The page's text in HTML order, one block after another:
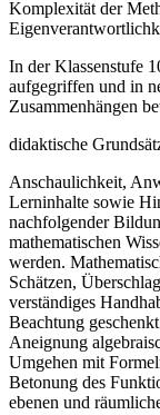
Komplexität der
In der Klassenstufe
aufgegriffen und in
Zusammenhängen
didaktische
Anschaulichkeit,
Lerninhalte sowie
nachfolgender
mathematischen
werden.
Schätzen,
verständiges
Beachtung
Aneignung
Umgehen mit
Betonung des
ebenen und